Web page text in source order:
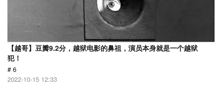
【越哥】豆瓣9.2分，越狱电影的鼻祖，演员本身就是一个越狱
犯！
# 6
2022-10-15 12:33